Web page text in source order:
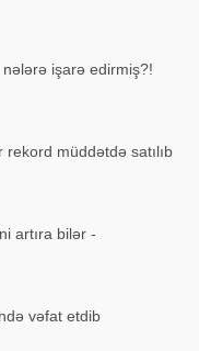
işarə edirmiş?!
müddətdə satılıb
artıra bilər -
vəfat etdib